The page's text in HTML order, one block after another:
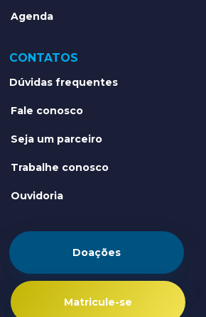
Agenda
CONTATOS
Dúvidas frequentes
Fale conosco
Seja um parceiro
Trabalhe conosco
Ouvidoria
Doações
Matricule-se